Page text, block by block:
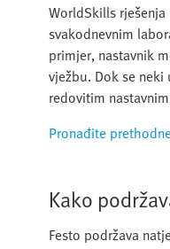
WorldSkills
svakodnevnim
primjer, nastavnik
vježbu. Dok se
redovitim
Pronađite
Kako
Festo podržava